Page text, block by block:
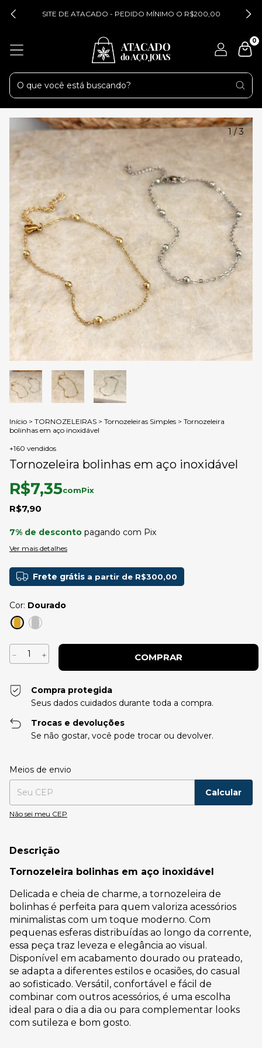
SITE DE ATACADO - PEDIDO MÍNIMO O R$200,00
0
1 /3
Início > TORNOZELEIRAS > Tornozeleiras Simples > Tornozeleira
bolinhas em aço inoxidável
+160 vendidos
Tornozeleira bolinhas em aço inoxidável
R$7,90
R$7,35comPix
7% de desconto pagando com Pix
Ver mais detalhes
Frete grátis a partir de R$300,00
Cor: Dourado
Compra protegida
Seus dados cuidados durante toda a compra.
Trocas e devoluções
Se não gostar, você pode trocar ou devolver.
Entregas para o CEP:
Meios de envio
Calcular
Não sei meu CEP
Descrição
Tornozeleira bolinhas em aço inoxidável
Delicada e cheia de charme, a tornozeleira de
bolinhas é perfeita para quem valoriza acessórios
minimalistas com um toque moderno. Com
pequenas esferas distribuídas ao longo da corrente,
essa peça traz leveza e elegância ao visual.
Disponível em acabamento dourado ou prateado,
se adapta a diferentes estilos e ocasiões, do casual
ao sofisticado. Versátil, confortável e fácil de
combinar com outros acessórios, é uma escolha
ideal para o dia a dia ou para complementar looks
com sutileza e bom gosto.